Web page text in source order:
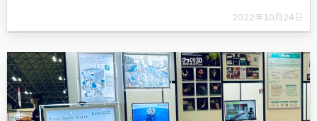
2022年10月24日